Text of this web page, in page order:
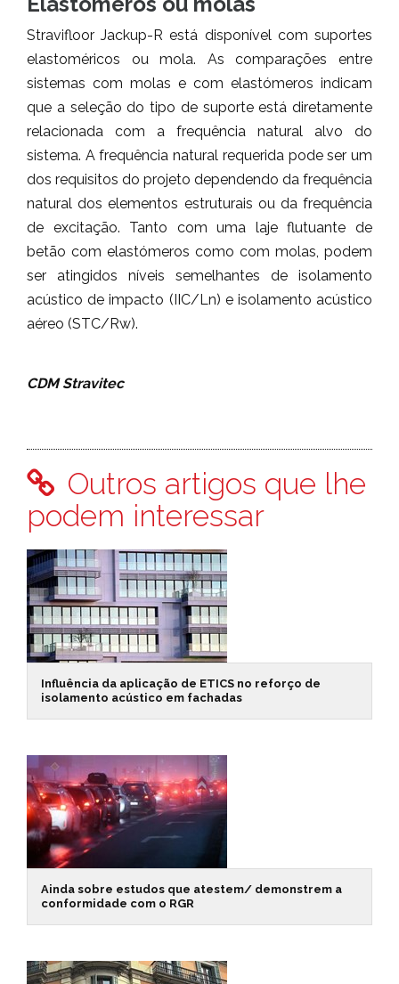
Stravifloor Jackup-R está disponível com suportes
elastoméricos ou mola. As comparações entre
sistemas com molas e com elastómeros indicam
que a seleção do tipo de suporte está diretamente
relacionada com a frequência natural alvo do
sistema. A frequência natural requerida pode ser um
dos requisitos do projeto dependendo da frequência
natural dos elementos estruturais ou da frequência
de excitação. Tanto com uma laje flutuante de
betão com elastómeros como com molas, podem
ser atingidos níveis semelhantes de isolamento
acústico de impacto (IIC/Ln) e isolamento acústico
aéreo (STC/Rw).
CDM Stravitec
Outros artigos que lhe
podem interessar
Influência da aplicação de ETICS no reforço de
isolamento acústico em fachadas
Ainda sobre estudos que atestem/ demonstrem a
conformidade com o RGR